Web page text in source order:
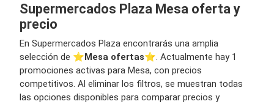
Supermercados Plaza Mesa oferta y
precio
En Supermercados Plaza encontrarás una amplia
selección de ⭐️Mesa ofertas⭐️. Actualmente hay 1
promociones activas para Mesa, con precios
competitivos. Al eliminar los filtros, se muestran todas
las opciones disponibles para comparar precios y